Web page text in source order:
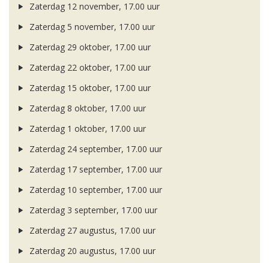
Zaterdag 12 november, 17.00 uur
Zaterdag 5 november, 17.00 uur
Zaterdag 29 oktober, 17.00 uur
Zaterdag 22 oktober, 17.00 uur
Zaterdag 15 oktober, 17.00 uur
Zaterdag 8 oktober, 17.00 uur
Zaterdag 1 oktober, 17.00 uur
Zaterdag 24 september, 17.00 uur
Zaterdag 17 september, 17.00 uur
Zaterdag 10 september, 17.00 uur
Zaterdag 3 september, 17.00 uur
Zaterdag 27 augustus, 17.00 uur
Zaterdag 20 augustus, 17.00 uur